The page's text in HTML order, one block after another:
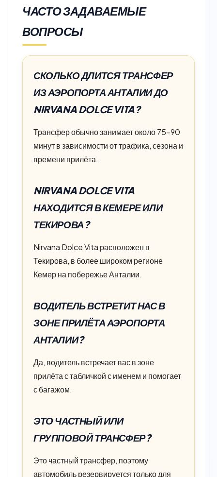
ЧАСТО ЗАДАВАЕМЫЕ
ВОПРОСЫ
СКОЛЬКО ДЛИТСЯ ТРАНСФЕР
ИЗ АЭРОПОРТА АНТАЛИИ ДО
NIRVANA DOLCE VITA?
Трансфер обычно занимает около 75–90
минут в зависимости от трафика, сезона и
времени прилёта.
NIRVANA DOLCE VITA
НАХОДИТСЯ В КЕМЕРЕ ИЛИ
ТЕКИРОВА?
Nirvana Dolce Vita расположен в
Текирова, в более широком регионе
Кемер на побережье Анталии.
ВОДИТЕЛЬ ВСТРЕТИТ НАС В
ЗОНЕ ПРИЛЁТА АЭРОПОРТА
АНТАЛИИ?
Да, водитель встречает вас в зоне
прилёта с табличкой с именем и помогает
с багажом.
ЭТО ЧАСТНЫЙ ИЛИ
ГРУППОВОЙ ТРАНСФЕР?
Это частный трансфер, поэтому
автомобиль резервируется только для